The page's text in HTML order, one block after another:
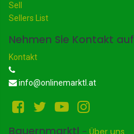
Sell
Sellers List
Nehmen Sie Kontakt auf
Kontakt
info@onlinemarktl.at
Bauernmarktl